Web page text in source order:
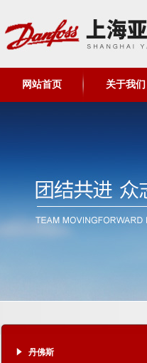
网站首页 关于我们
丹佛斯